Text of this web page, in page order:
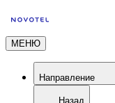
МЕНЮ
Направление
Назад